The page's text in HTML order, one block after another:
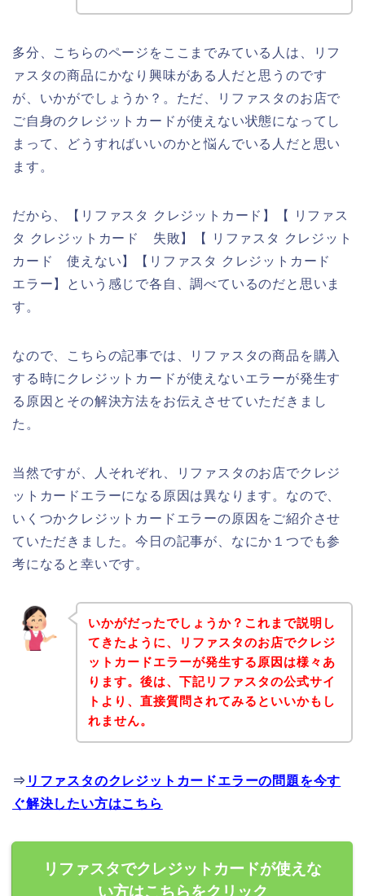
多分、こちらのページをここまでみている人は、リフ
ァスタの商品にかなり興味がある人だと思うのです
が、いかがでしょうか？。ただ、リファスタのお店で
ご自身のクレジットカードが使えない状態になってし
まって、どうすればいいのかと悩んでいる人だと思い
ます。
だから、【リファスタ クレジットカード】【 リファス
タ クレジットカード 失敗】【 リファスタ クレジット
カード 使えない】【リファスタ クレジットカード
エラー】という感じで各自、調べているのだと思いま
す。
なので、こちらの記事では、リファスタの商品を購入
する時にクレジットカードが使えないエラーが発生す
る原因とその解決方法をお伝えさせていただきまし
た。
当然ですが、人それぞれ、リファスタのお店でクレジ
ットカードエラーになる原因は異なります。なので、
いくつかクレジットカードエラーの原因をご紹介させ
ていただきました。今日の記事が、なにか１つでも参
考になると幸いです。
いかがだったでしょうか？これまで説明し
てきたように、リファスタのお店でクレジ
ットカードエラーが発生する原因は様々あ
ります。後は、下記リファスタの公式サイ
トより、直接質問されてみるといいかもし
れません。
⇒ リファスタのクレジットカードエラーの問題を今す
ぐ解決したい方はこちら
リファスタでクレジットカードが使えな
い方はこちらをクリック